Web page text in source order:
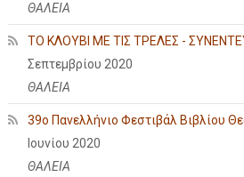
ΘΑΛΕΙΑ
ΤΟ ΚΛΟΥΒΙ ΜΕ ΤΙΣ ΤΡΕΛΕΣ -
Σεπτεμβρίου 2020
ΘΑΛΕΙΑ
39ο Πανελλήνιο Φεστιβάλ Βιβλίου
Ιουνίου 2020
ΘΑΛΕΙΑ